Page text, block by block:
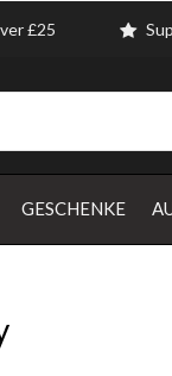
GESCHENKE
£25